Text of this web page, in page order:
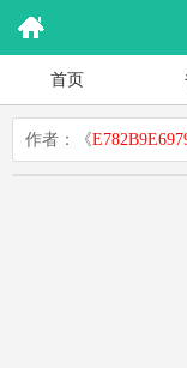
首页
作者：《